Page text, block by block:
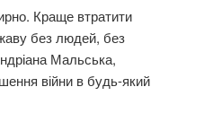
Краще втратити
без людей, без
Мальська,
війни в будь-який